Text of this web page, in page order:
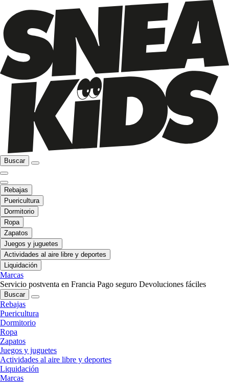
Buscar
Rebajas
Puericultura
Dormitorio
Ropa
Zapatos
Juegos y juguetes
Actividades al aire libre y deportes
Liquidación
Marcas
Servicio postventa en Francia Pago seguro Devoluciones fáciles
Buscar
Rebajas
Puericultura
Dormitorio
Ropa
Zapatos
Juegos y juguetes
Actividades al aire libre y deportes
Liquidación
Marcas